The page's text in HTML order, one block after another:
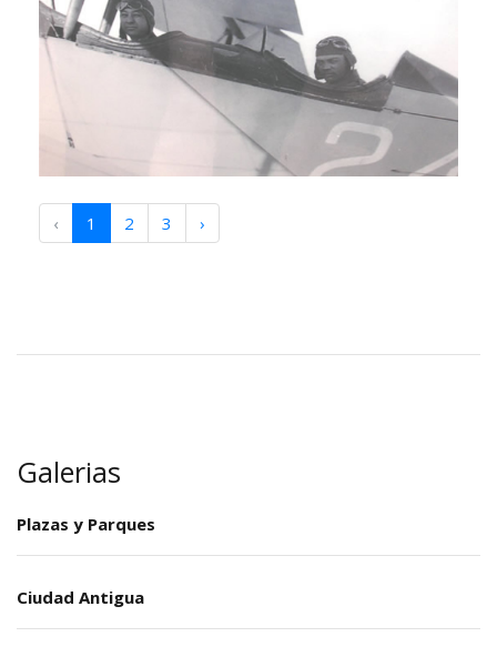
‹ 1 2 3 ›
Galerias
Plazas y Parques
Ciudad Antigua